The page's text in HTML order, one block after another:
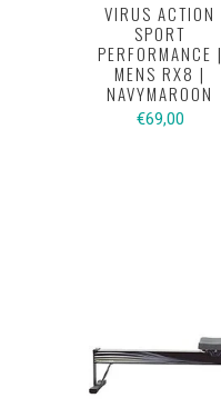
VIRUS ACTION
SPORT
PERFORMANCE |
MENS RX8 |
NAVYMAROON
€69,00